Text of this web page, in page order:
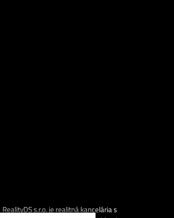
RealityDS s.r.o. je realitná kancelária s